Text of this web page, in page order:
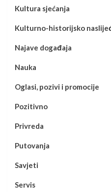
Kultura sjećanja
Kulturno-historijsko
Najave događaja
Nauka
Oglasi, pozivi i promocije
Pozitivno
Privreda
Putovanja
Savjeti
Servis